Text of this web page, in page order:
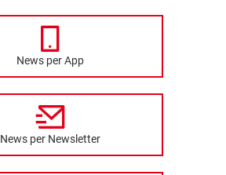
News per App
News per Newsletter